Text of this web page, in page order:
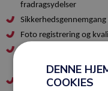
fradragsydelser
Foto registrering og k
Mangel registrering og
eller lignende
Deltagelse i
DENNE
COOKIES